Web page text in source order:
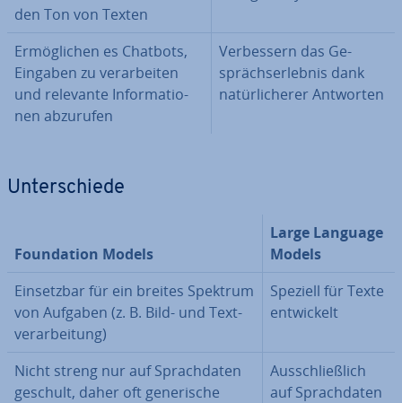
den Ton von Texten
Er­mög­li­chen es Chatbots,
Eingaben zu ver­ar­bei­ten
und relevante In­for­ma­tio­
nen abzurufen
Ver­bes­sern das Ge­
sprächs­er­leb­nis dank
na­tür­li­che­rer Antworten
Un­ter­schie­de
Foun­da­ti­on Models
Large Language
Models
Ein­setz­bar für ein breites Spektrum
von Aufgaben (z. B. Bild- und Text­
ver­ar­bei­tung)
Speziell für Texte
ent­wi­ckelt
Nicht streng nur auf Sprach­da­ten
geschult, daher oft ge­ne­ri­sche
Aus­schließ­lich
auf Sprach­da­ten